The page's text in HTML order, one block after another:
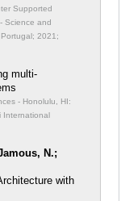
Supported
Science and
2021;
multi-
- Honolulu, HI:
International
N.;
with